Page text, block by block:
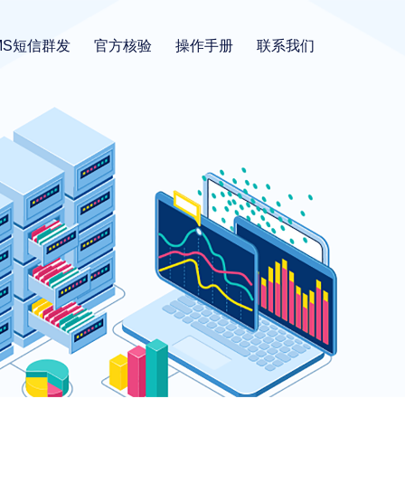
短信群发 官方核验 操作手册 联系我们